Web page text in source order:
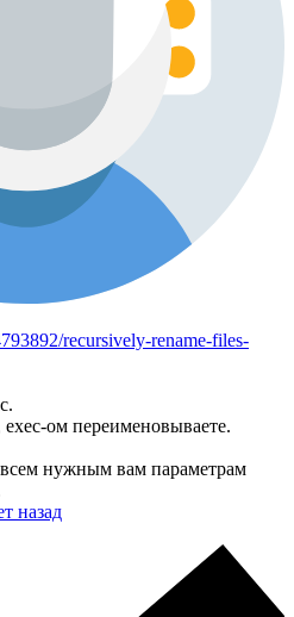
recursively-rename-files-
ом переименовываете.
нужным вам параметрам
назад